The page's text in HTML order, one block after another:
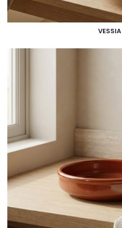
VESSIA